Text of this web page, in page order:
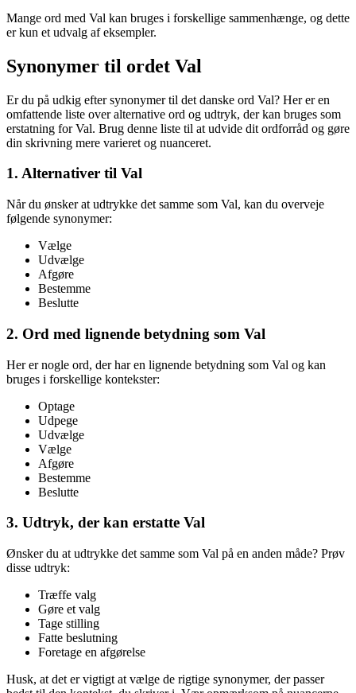
Mange ord med Val kan bruges i forskellige sammenhænge, og dette
er kun et udvalg af eksempler.
Synonymer til ordet Val
Er du på udkig efter synonymer til det danske ord Val? Her er en
omfattende liste over alternative ord og udtryk, der kan bruges som
erstatning for Val. Brug denne liste til at udvide dit ordforråd og gøre
din skrivning mere varieret og nuanceret.
1. Alternativer til Val
Når du ønsker at udtrykke det samme som Val, kan du overveje
følgende synonymer:
Vælge
Udvælge
Afgøre
Bestemme
Beslutte
2. Ord med lignende betydning som Val
Her er nogle ord, der har en lignende betydning som Val og kan
bruges i forskellige kontekster:
Optage
Udpege
Udvælge
Vælge
Afgøre
Bestemme
Beslutte
3. Udtryk, der kan erstatte Val
Ønsker du at udtrykke det samme som Val på en anden måde? Prøv
disse udtryk:
Træffe valg
Gøre et valg
Tage stilling
Fatte beslutning
Foretage en afgørelse
Husk, at det er vigtigt at vælge de rigtige synonymer, der passer